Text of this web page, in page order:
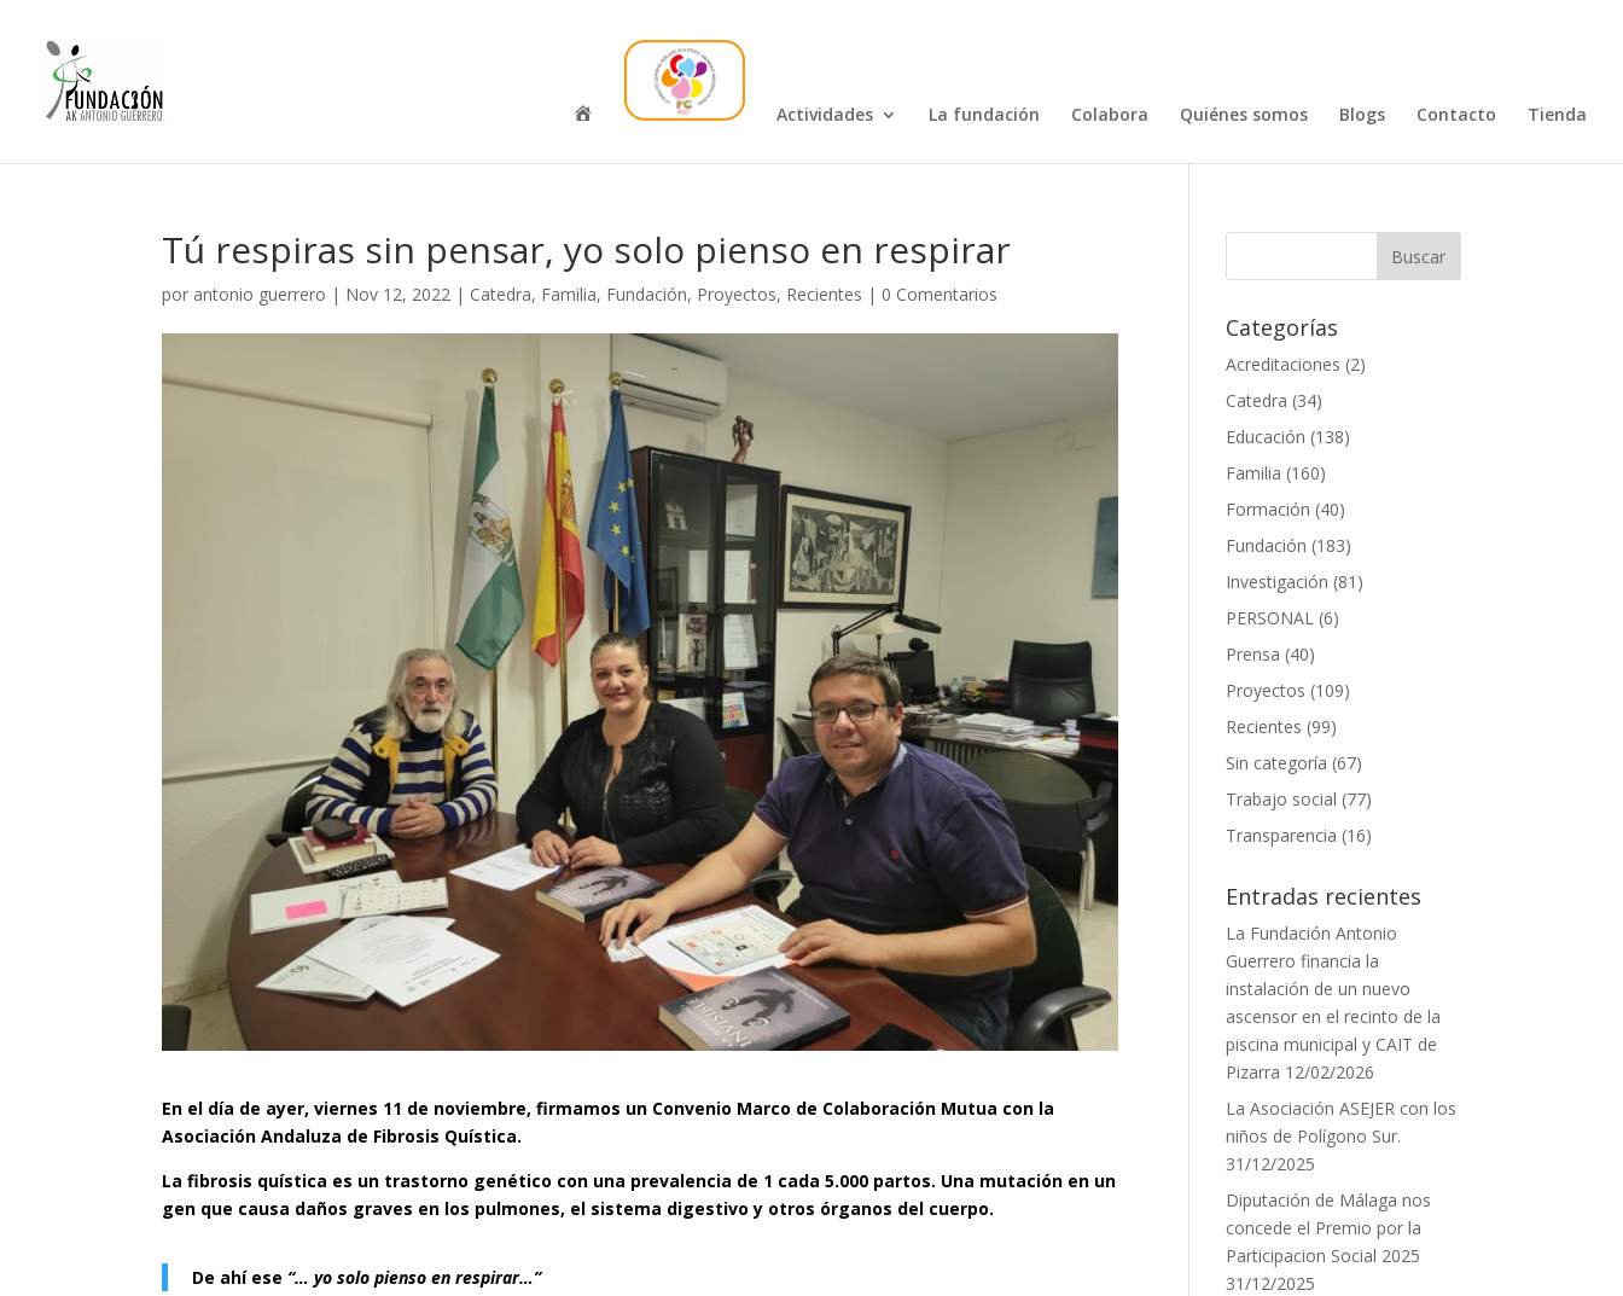
c
Actividades La fundación Colabora Quiénes somos Blogs Contacto Tienda
Tú respiras sin pensar, yo solo pienso en respirar
por antonio guerrero | Nov 12, 2022 | Catedra, Familia, Fundación, Proyectos, Recientes | 0 Comentarios
En el día de ayer, viernes 11 de noviembre, firmamos un Convenio Marco de Colaboración Mutua con la
Asociación Andaluza de Fibrosis Quística.
La fibrosis quística es un trastorno genético con una prevalencia de 1 cada 5.000 partos. Una mutación en un
gen que causa daños graves en los pulmones, el sistema digestivo y otros órganos del cuerpo.
De ahí ese “… yo solo pienso en respirar…”
Categorías
Acreditaciones (2)
Catedra (34)
Educación (138)
Familia (160)
Formación (40)
Fundación (183)
Investigación (81)
PERSONAL (6)
Prensa (40)
Proyectos (109)
Recientes (99)
Sin categoría (67)
Trabajo social (77)
Transparencia (16)
Entradas recientes
La Fundación Antonio
Guerrero financia la
instalación de un nuevo
ascensor en el recinto de la
piscina municipal y CAIT de
Pizarra 12/02/2026
La Asociación ASEJER con los
niños de Polígono Sur.
31/12/2025
Diputación de Málaga nos
concede el Premio por la
Participacion Social 2025
31/12/2025